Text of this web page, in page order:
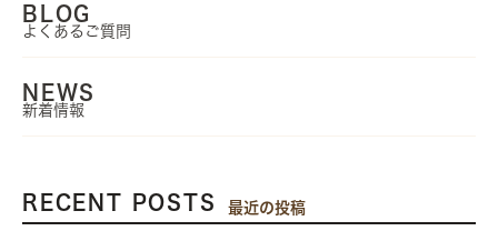
BLOG
よくあるご質問
NEWS
新着情報
RECENT POSTS 最近の投稿